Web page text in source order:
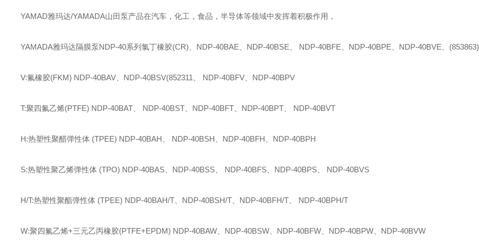
YAMAD雅玛达/YAMADA山田泵产品在汽车，化工，食品，半导体等领域中发挥着积极作用，
YAMADA雅玛达隔膜泵NDP-40系列氯丁橡胶(CR)、NDP-40BAE、NDP-40BSE、 NDP-40BFE、NDP-40BPE、NDP-40BVE、(853863)
V:氟橡胶(FKM) NDP-40BAV、NDP-40BSV(852311、 NDP-40BFV、NDP-40BPV
T:聚四氟乙烯(PTFE) NDP-40BAT、 NDP-40BST、NDP-40BFT、NDP-40BPT、 NDP-40BVT
H:热塑性聚醋弹性体 (TPEE) NDP-40BAH、 NDP-40BSH、NDP-40BFH、NDP-40BPH
S:热塑性聚乙烯弹性体 (TPO) NDP-40BAS、NDP-40BSS、 NDP-40BFS、NDP-40BPS、 NDP-40BVS
H/T:热塑性聚酯弹性体 (TPEE) NDP-40BAH/T、NDP-40BSH/T、NDP-40BFH/T、 NDP-40BPH/T
W:聚四氟乙烯+三元乙丙橡胶(PTFE+EPDM) NDP-40BAW、NDP-40BSW、NDP-40BFW、NDP-40BPW、NDP-40BVW